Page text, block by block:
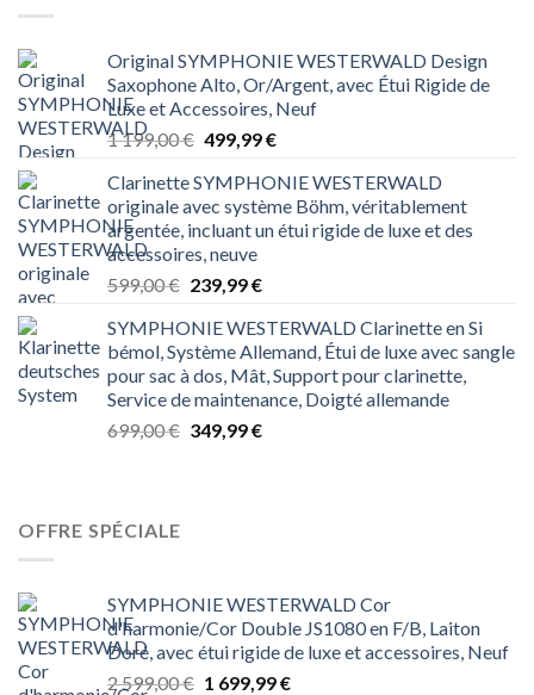
Original SYMPHONIE WESTERWALD Design
Saxophone Alto, Or/Argent, avec Étui Rigide de
Luxe et Accessoires, Neuf
1 199,00€ Le
initial
était :
1 199,00 €.
499,99€Le
actuel
est :
499,99 €.
Clarinette SYMPHONIE WESTERWALD
originale avec système Böhm, véritablement
argentée, incluant un étui rigide de luxe et des
accessoires, neuve
599,00€ Le
initial
était :
599,00 €.
239,99€Le
actuel
est :
239,99 €.
SYMPHONIE WESTERWALD Clarinette en Si
bémol, Système Allemand, Étui de luxe avec sangle
pour sac à dos, Mât, Support pour clarinette,
Service de maintenance, Doigté allemande
699,00€ Le
349,99€Le
OFFRE SPÉCIALE
SYMPHONIE WESTERWALD Cor
d'harmonie/Cor Double JS1080 en F/B, Laiton
Doré, avec étui rigide de luxe et accessoires, Neuf
2 599,00€ Le
1 699,99€Le